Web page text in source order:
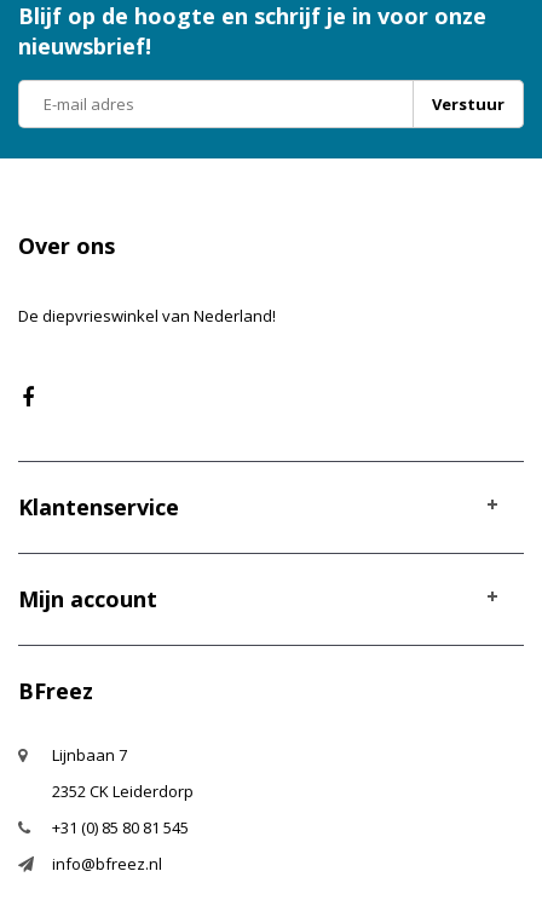
Blijf op de hoogte en schrijf je in voor onze
nieuwsbrief!
Verstuur
Over ons
De diepvrieswinkel van Nederland!
Klantenservice
Mijn account
BFreez
Lijnbaan 7
2352 CK Leiderdorp
+31 (0) 85 80 81 545
info@bfreez.nl